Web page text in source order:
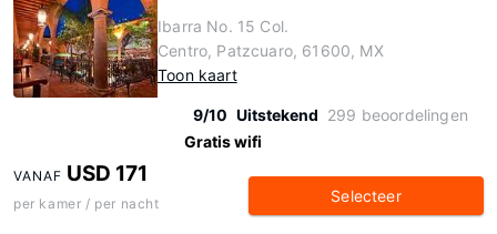
Ibarra No. 15 Col.
Centro, Patzcuaro, 61600, MX
Toon kaart
9/10 Uitstekend 299 beoordelingen
Gratis wifi
VANAF USD 171
per kamer / per nacht Selecteer